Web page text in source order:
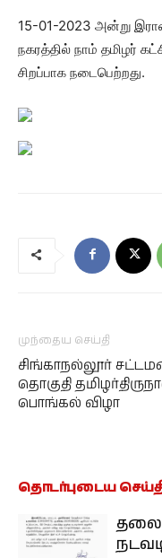
15-01-2023 அன்று
நகரத்தில் நாம் தமிழர்
சிறப்பாக நடைபெற்றது.
முந்தைய செய்தி
சிங்காநல்லூர்
தொகுதி
பொங்கல் விழா
தொடர்புடைய